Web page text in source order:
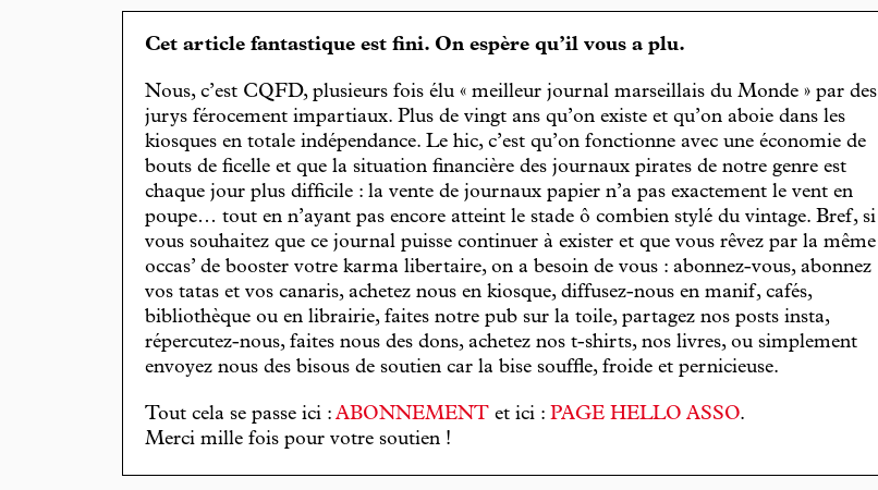
Cet article fantastique est fini. On espère qu’il vous a plu.
Nous, c’est CQFD, plusieurs fois élu « meilleur journal marseillais du Monde » par des
jurys férocement impartiaux. Plus de vingt ans qu’on existe et qu’on aboie dans les
kiosques en totale indépendance. Le hic, c’est qu’on fonctionne avec une économie de
bouts de ficelle et que la situation financière des journaux pirates de notre genre est
chaque jour plus difficile : la vente de journaux papier n’a pas exactement le vent en
poupe… tout en n’ayant pas encore atteint le stade ô combien stylé du vintage. Bref, si
vous souhaitez que ce journal puisse continuer à exister et que vous rêvez par la même
occas’ de booster votre karma libertaire, on a besoin de vous : abonnez-vous, abonnez
vos tatas et vos canaris, achetez nous en kiosque, diffusez-nous en manif, cafés,
bibliothèque ou en librairie, faites notre pub sur la toile, partagez nos posts insta,
répercutez-nous, faites nous des dons, achetez nos t-shirts, nos livres, ou simplement
envoyez nous des bisous de soutien car la bise souffle, froide et pernicieuse.
Tout cela se passe ici : ABONNEMENT et ici : PAGE HELLO ASSO.
Merci mille fois pour votre soutien !